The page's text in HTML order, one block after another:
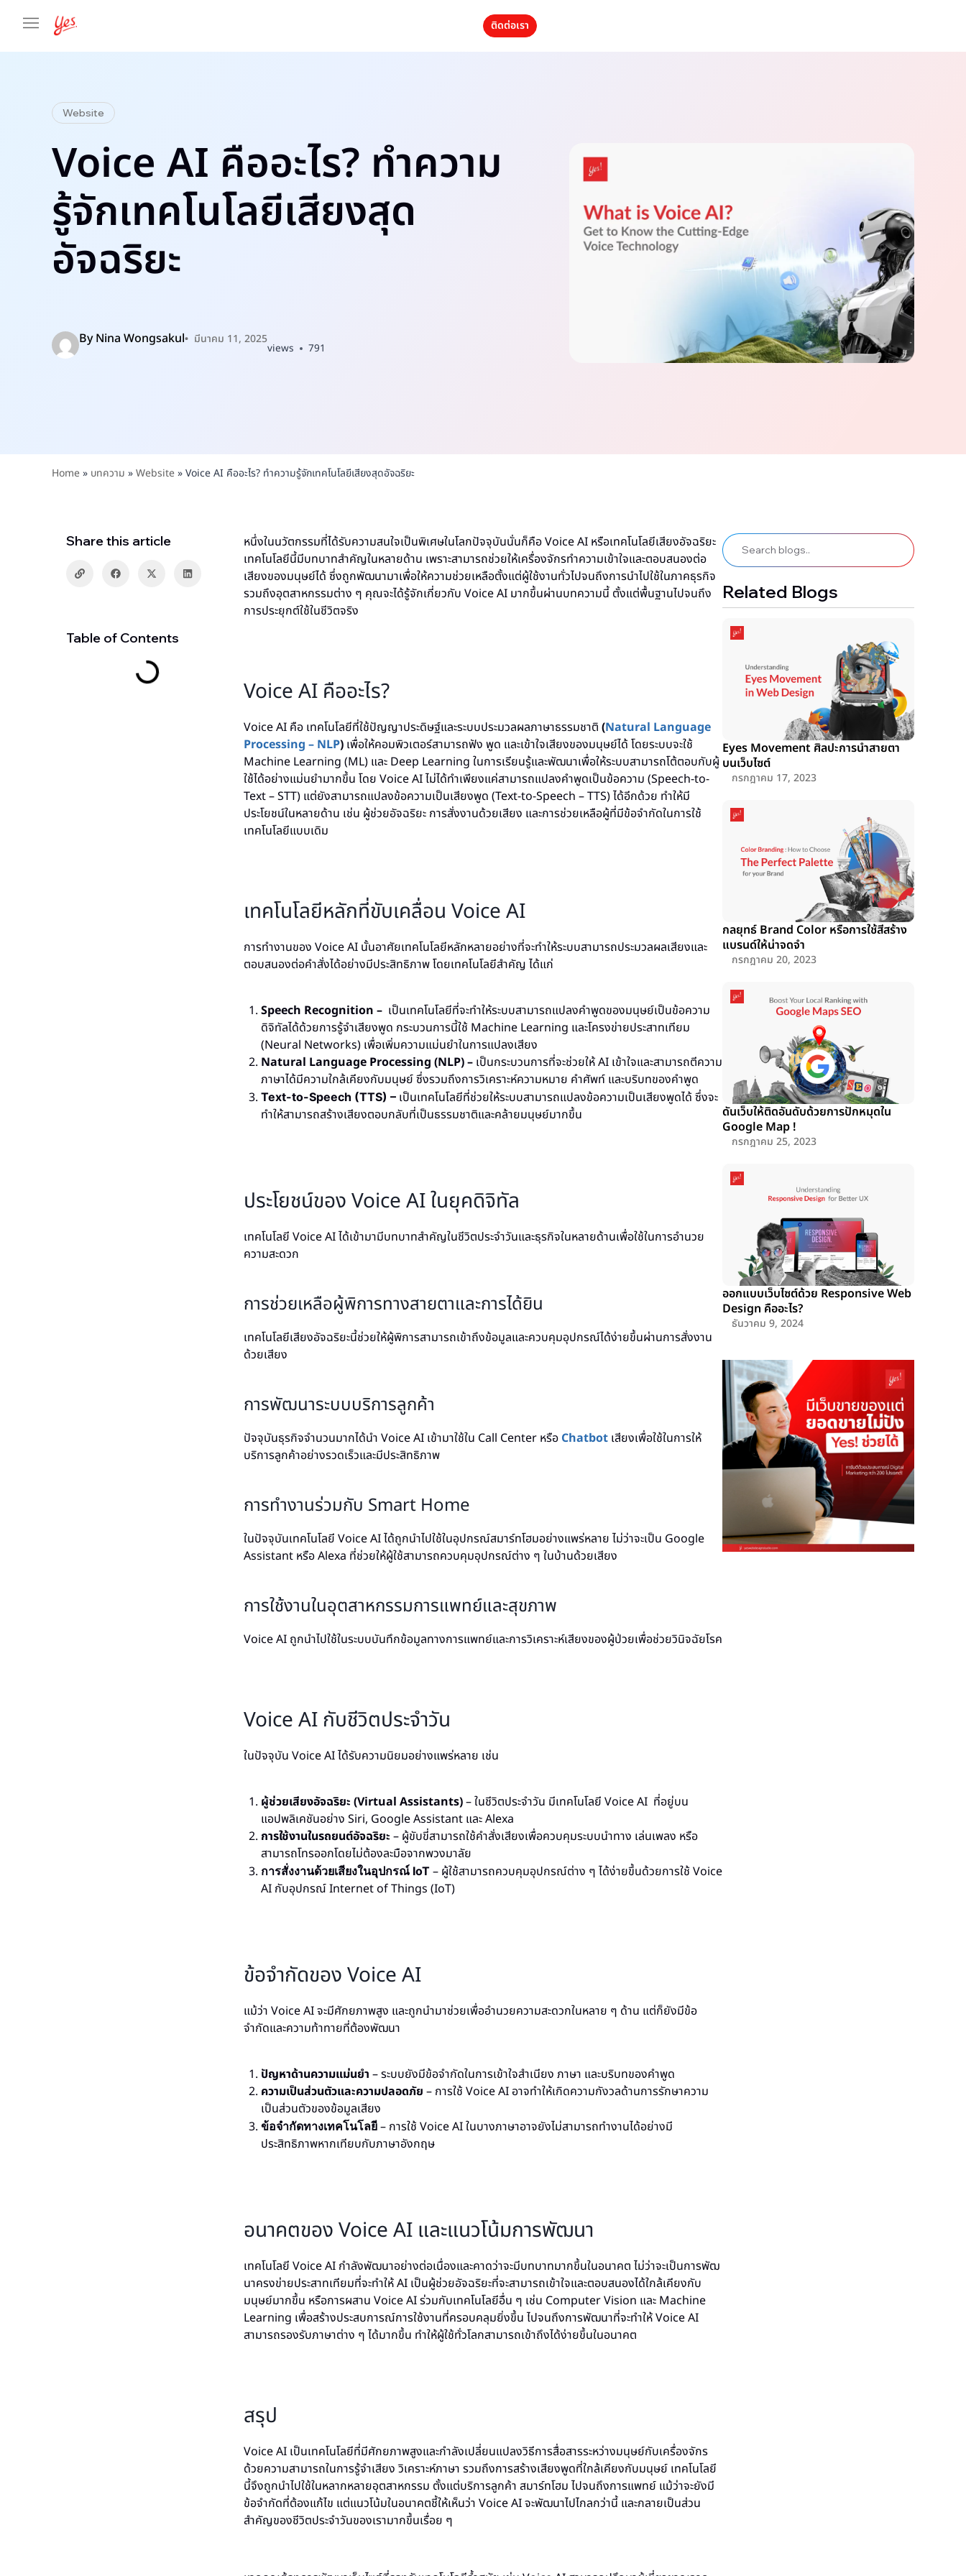
ติดต่อเรา
Website
Voice AI คืออะไร? ทำความ
รู้จักเทคโนโลยีเสียงสุด
อัจฉริยะ
ByNina Wongsakul มีนาคม 11, 2025
views 791
Home» บทความ »Website»Voice AI คืออะไร? ทำความรู้จักเทคโนโลยีเสียงสุดอัจฉริยะ
Share this article
Table of Contents
หนึ่งในนวัตกรรมที่ได้รับความสนใจเป็นพิเศษในโลกปัจจุบันนั่นก็คือ Voice AI หรือเทคโนโลยีเสียงอัจฉริยะ
เทคโนโลยีนี้มีบทบาทสำคัญในหลายด้าน เพราะสามารถช่วยให้เครื่องจักรทำความเข้าใจและตอบสนองต่อ
เสียงของมนุษย์ได้ ซึ่งถูกพัฒนามาเพื่อให้ความช่วยเหลือตั้งแต่ผู้ใช้งานทั่วไปจนถึงการนำไปใช้ในภาคธุรกิจ
รวมถึงอุตสาหกรรมต่าง ๆ คุณจะได้รู้จักเกี่ยวกับ Voice AI มากขึ้นผ่านบทความนี้ ตั้งแต่พื้นฐานไปจนถึง
การประยุกต์ใช้ในชีวิตจริง
Voice AI คืออะไร?
Voice AI คือ เทคโนโลยีที่ใช้ปัญญาประดิษฐ์และระบบประมวลผลภาษาธรรมชาติ (Natural Language
Processing – NLP)เพื่อให้คอมพิวเตอร์สามารถฟัง พูด และเข้าใจเสียงของมนุษย์ได้ โดยระบบจะใช้
Machine Learning (ML) และ Deep Learning ในการเรียนรู้และพัฒนาเพื่อให้ระบบสามารถโต้ตอบกับผู้
ใช้ได้อย่างแม่นยำมากขึ้น โดย Voice AI ไม่ได้ทำเพียงแค่สามารถแปลงคำพูดเป็นข้อความ (Speech-to-
Text – STT) แต่ยังสามารถแปลงข้อความเป็นเสียงพูด (Text-to-Speech – TTS) ได้อีกด้วย ทำให้มี
ประโยชน์ในหลายด้าน เช่น ผู้ช่วยอัจฉริยะ การสั่งงานด้วยเสียง และการช่วยเหลือผู้ที่มีข้อจำกัดในการใช้
เทคโนโลยีแบบเดิม
เทคโนโลยีหลักที่ขับเคลื่อน Voice AI
การทำงานของ Voice AI นั้นอาศัยเทคโนโลยีหลักหลายอย่างที่จะทำให้ระบบสามารถประมวลผลเสียงและ
ตอบสนองต่อคำสั่งได้อย่างมีประสิทธิภาพ โดยเทคโนโลยีสำคัญ ได้แก่
Speech Recognition – เป็นเทคโนโลยีที่จะทำให้ระบบสามารถแปลงคำพูดของมนุษย์เป็นข้อความ
ดิจิทัลได้ด้วยการรู้จำเสียงพูด กระบวนการนี้ใช้ Machine Learning และโครงข่ายประสาทเทียม
(Neural Networks) เพื่อเพิ่มความแม่นยำในการแปลงเสียง
Natural Language Processing (NLP) – เป็นกระบวนการที่จะช่วยให้ AI เข้าใจและสามารถตีความ
ภาษาได้มีความใกล้เคียงกับมนุษย์ ซึ่งรวมถึงการวิเคราะห์ความหมาย คำศัพท์ และบริบทของคำพูด
Text-to-Speech (TTS) –เป็นเทคโนโลยีที่ช่วยให้ระบบสามารถแปลงข้อความเป็นเสียงพูดได้ ซึ่งจะ
ทำให้สามารถสร้างเสียงตอบกลับที่เป็นธรรมชาติและคล้ายมนุษย์มากขึ้น
ประโยชน์ของ Voice AI ในยุคดิจิทัล
เทคโนโลยี Voice AI ได้เข้ามามีบทบาทสำคัญในชีวิตประจำวันและธุรกิจในหลายด้านเพื่อใช้ในการอำนวย
ความสะดวก
การช่วยเหลือผู้พิการทางสายตาและการได้ยิน
เทคโนโลยีเสียงอัจฉริยะนี้ช่วยให้ผู้พิการสามารถเข้าถึงข้อมูลและควบคุมอุปกรณ์ได้ง่ายขึ้นผ่านการสั่งงาน
ด้วยเสียง
การพัฒนาระบบบริการลูกค้า
ปัจจุบันธุรกิจจำนวนมากได้นำ Voice AI เข้ามาใช้ใน Call Center หรือ Chatbotเสียงเพื่อใช้ในการให้
บริการลูกค้าอย่างรวดเร็วและมีประสิทธิภาพ
การทำงานร่วมกับ Smart Home
ในปัจจุบันเทคโนโลยี Voice AI ได้ถูกนำไปใช้ในอุปกรณ์สมาร์ทโฮมอย่างแพร่หลาย ไม่ว่าจะเป็น Google
Assistant หรือ Alexa ที่ช่วยให้ผู้ใช้สามารถควบคุมอุปกรณ์ต่าง ๆ ในบ้านด้วยเสียง
การใช้งานในอุตสาหกรรมการแพทย์และสุขภาพ
Voice AI ถูกนำไปใช้ในระบบบันทึกข้อมูลทางการแพทย์และการวิเคราะห์เสียงของผู้ป่วยเพื่อช่วยวินิจฉัยโรค
Voice AI กับชีวิตประจำวัน
ในปัจจุบัน Voice AI ได้รับความนิยมอย่างแพร่หลาย เช่น
ผู้ช่วยเสียงอัจฉริยะ (Virtual Assistants)– ในชีวิตประจำวัน มีเทคโนโลยี Voice AI ที่อยู่บน
แอปพลิเคชันอย่าง Siri, Google Assistant และ Alexa
การใช้งานในรถยนต์อัจฉริยะ – ผู้ขับขี่สามารถใช้คำสั่งเสียงเพื่อควบคุมระบบนำทาง เล่นเพลง หรือ
สามารถโทรออกโดยไม่ต้องละมือจากพวงมาลัย
การสั่งงานด้วยเสียงในอุปกรณ์ IoT– ผู้ใช้สามารถควบคุมอุปกรณ์ต่าง ๆ ได้ง่ายขึ้นด้วยการใช้ Voice
AI กับอุปกรณ์ Internet of Things (IoT)
ข้อจำกัดของ Voice AI
แม้ว่า Voice AI จะมีศักยภาพสูง และถูกนำมาช่วยเพื่ออำนวยความสะดวกในหลาย ๆ ด้าน แต่ก็ยังมีข้อ
จำกัดและความท้าทายที่ต้องพัฒนา
ปัญหาด้านความแม่นยำ – ระบบยังมีข้อจำกัดในการเข้าใจสำเนียง ภาษา และบริบทของคำพูด
ความเป็นส่วนตัวและความปลอดภัย – การใช้ Voice AI อาจทำให้เกิดความกังวลด้านการรักษาความ
เป็นส่วนตัวของข้อมูลเสียง
ข้อจำกัดทางเทคโนโลยี– การใช้ Voice AI ในบางภาษาอาจยังไม่สามารถทำงานได้อย่างมี
ประสิทธิภาพหากเทียบกับภาษาอังกฤษ
อนาคตของ Voice AI และแนวโน้มการพัฒนา
เทคโนโลยี Voice AI กำลังพัฒนาอย่างต่อเนื่องและคาดว่าจะมีบทบาทมากขึ้นในอนาคต ไม่ว่าจะเป็นการพัฒ
นาครงข่ายประสาทเทียมที่จะทำให้ AI เป็นผู้ช่วยอัจฉริยะที่จะสามารถเข้าใจและตอบสนองได้ใกล้เคียงกับ
มนุษย์มากขึ้น หรือการผสาน Voice AI ร่วมกับเทคโนโลยีอื่น ๆ เช่น Computer Vision และ Machine
Learning เพื่อสร้างประสบการณ์การใช้งานที่ครอบคลุมยิ่งขึ้น ไปจนถึงการพัฒนาที่จะทำให้ Voice AI
สามารถรองรับภาษาต่าง ๆ ได้มากขึ้น ทำให้ผู้ใช้ทั่วโลกสามารถเข้าถึงได้ง่ายขึ้นในอนาคต
สรุป
Voice AI เป็นเทคโนโลยีที่มีศักยภาพสูงและกำลังเปลี่ยนแปลงวิธีการสื่อสารระหว่างมนุษย์กับเครื่องจักร
ด้วยความสามารถในการรู้จำเสียง วิเคราะห์ภาษา รวมถึงการสร้างเสียงพูดที่ใกล้เคียงกับมนุษย์ เทคโนโลยี
นี้จึงถูกนำไปใช้ในหลากหลายอุตสาหกรรม ตั้งแต่บริการลูกค้า สมาร์ทโฮม ไปจนถึงการแพทย์ แม้ว่าจะยังมี
ข้อจำกัดที่ต้องแก้ไข แต่แนวโน้มในอนาคตชี้ให้เห็นว่า Voice AI จะพัฒนาไปไกลกว่านี้ และกลายเป็นส่วน
สำคัญของชีวิตประจำวันของเรามากขึ้นเรื่อย ๆ
Related Blogs
Eyes Movement ศิลปะการนำสายตา
บนเว็บไซต์
กรกฎาคม 17, 2023
กลยุทธ์ Brand Color หรือการใช้สีสร้าง
แบรนด์ให้น่าจดจำ
กรกฎาคม 20, 2023
ดันเว็บให้ติดอันดับด้วยการปักหมุดใน
Google Map !
กรกฎาคม 25, 2023
ออกแบบเว็บไซต์ด้วย Responsive Web
Design คืออะไร?
ธันวาคม 9, 2024